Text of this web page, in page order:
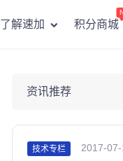
了解速加 积分商城
资讯推荐
技术专栏 2017-07-